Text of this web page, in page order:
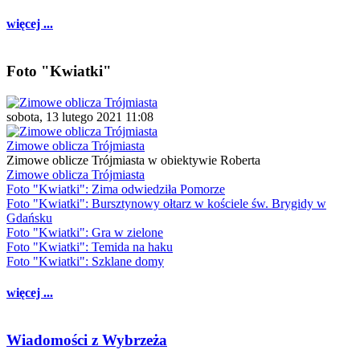
więcej ...
Foto "Kwiatki"
sobota, 13 lutego 2021 11:08
Zimowe oblicza Trójmiasta
Zimowe oblicze Trójmiasta w obiektywie Roberta
Zimowe oblicza Trójmiasta
Foto "Kwiatki": Zima odwiedziła Pomorze
Foto "Kwiatki": Bursztynowy ołtarz w kościele św. Brygidy w
Gdańsku
Foto "Kwiatki": Gra w zielone
Foto "Kwiatki": Temida na haku
Foto "Kwiatki": Szklane domy
więcej ...
Wiadomości z Wybrzeża